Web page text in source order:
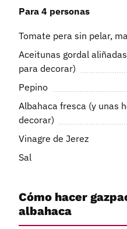
Para 4 personas
Tomate pera sin pelar,
Aceitunas gordal
para decorar)
Pepino
Albahaca fresca (y unas
decorar)
Vinagre de Jerez
Sal
Cómo hacer
albahaca